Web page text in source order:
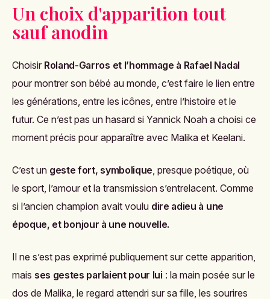
Un choix d'apparition tout
sauf anodin
Choisir Roland-Garros et l’hommage à Rafael Nadal
pour montrer son bébé au monde, c’est faire le lien entre
les générations, entre les icônes, entre l’histoire et le
futur. Ce n’est pas un hasard si Yannick Noah a choisi ce
moment précis pour apparaître avec Malika et Keelani.
C’est un geste fort, symbolique , presque poétique, où
le sport, l’amour et la transmission s’entrelacent. Comme
si l’ancien champion avait voulu dire adieu à une
époque, et bonjour à une nouvelle.
Il ne s’est pas exprimé publiquement sur cette apparition,
mais ses gestes parlaient pour lui : la main posée sur le
dos de Malika, le regard attendri sur sa fille, les sourires